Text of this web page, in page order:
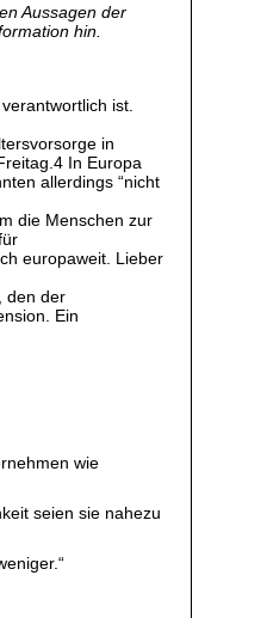
Aussagen der
hin.
ist.
in
In Europa
allerdings “nicht
die Menschen zur
europaweit. Lieber
den der
Ein
wie
seien sie nahezu